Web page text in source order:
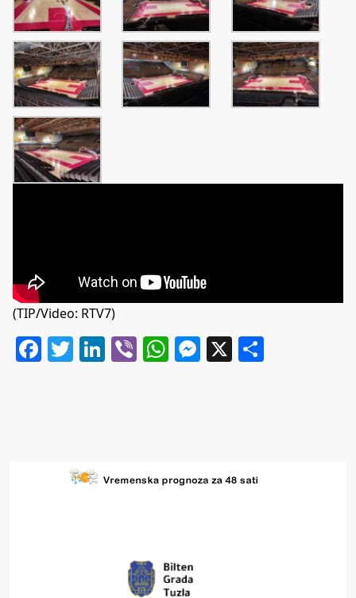
(TIP/Video: RTV7)
Facebook
Twitter
LinkedIn
ViberWhatsApp
Messenger
X